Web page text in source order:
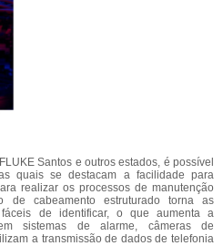
Santos e outros estados, é possível
quais se destacam a facilidade para
realizar os processos de manutenção
de cabeamento estruturado torna as
de identificar, o que aumenta a
sistemas de alarme, câmeras de
a transmissão de dados de telefonia